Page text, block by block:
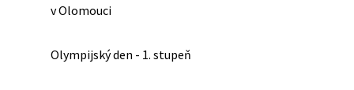
v Olomouci
Olympijský den - 1. stupeň